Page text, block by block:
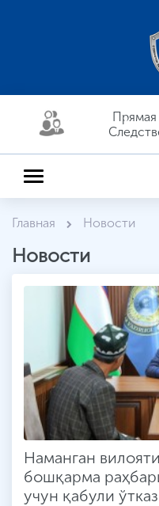
Прямая
Главная Новости
Новости
Наманган
бошқарма
учун қабули